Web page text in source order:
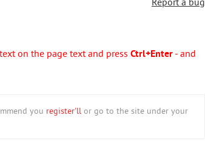
Report a bug
on the page text and press Ctrl+Enter - and
you register'll or go to the site under your